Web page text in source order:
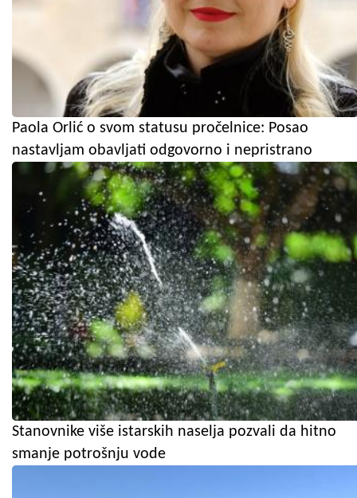
Paola Orlić o svom statusu pročelnice: Posao
nastavljam obavljati odgovorno i nepristrano
Stanovnike više istarskih naselja pozvali da hitno
smanje potrošnju vode